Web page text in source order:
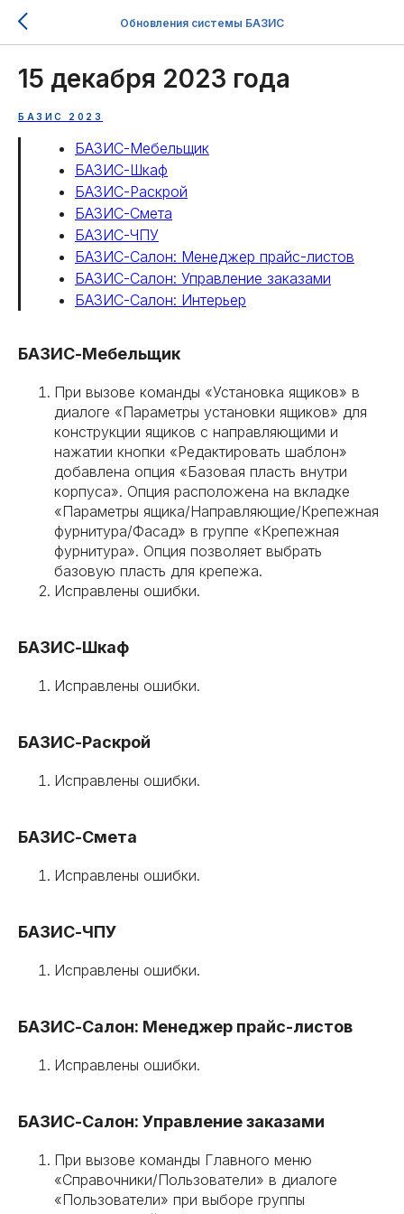
Обновления системы БАЗИС
15 декабря 2023 года
БАЗИС 2023
БАЗИС-Мебельщик
БАЗИС-Шкаф
БАЗИС-Раскрой
БАЗИС-Смета
БАЗИС-ЧПУ
БАЗИС-Салон: Менеджер прайс-листов
БАЗИС-Салон: Управление заказами
БАЗИС-Салон: Интерьер
БАЗИС-Мебельщик
При вызове команды «Установка ящиков» в
диалоге «Параметры установки ящиков» для
конструкции ящиков с направляющими и
нажатии кнопки «Редактировать шаблон»
добавлена опция «Базовая пласть внутри
корпуса». Опция расположена на вкладке
«Параметры ящика/Направляющие/Крепежная
фурнитура/Фасад» в группе «Крепежная
фурнитура». Опция позволяет выбрать
базовую пласть для крепежа.
Исправлены ошибки.
БАЗИС-Шкаф
Исправлены ошибки.
БАЗИС-Раскрой
Исправлены ошибки.
БАЗИС-Смета
Исправлены ошибки.
БАЗИС-ЧПУ
Исправлены ошибки.
БАЗИС-Салон: Менеджер прайс-листов
Исправлены ошибки.
БАЗИС-Салон: Управление заказами
При вызове команды Главного меню
«Справочники/Пользователи» в диалоге
«Пользователи» при выборе группы